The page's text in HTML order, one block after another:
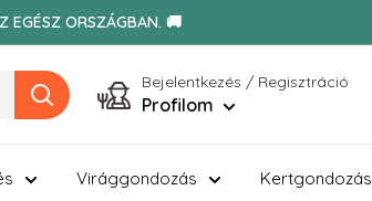
EGÉSZ ORSZÁGBAN. 🚚
Bejelentkezés / Regisztráció
Profilom
Virággondozás Kertgondozás